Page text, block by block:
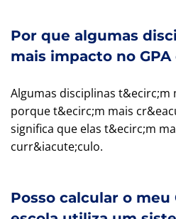
Por que algumas
mais impacto no
Algumas disciplinas t&ecirc;m
porque t&ecirc;m mais
significa que elas t&ecirc;m
curr&iacute;culo.
Posso calcular o meu